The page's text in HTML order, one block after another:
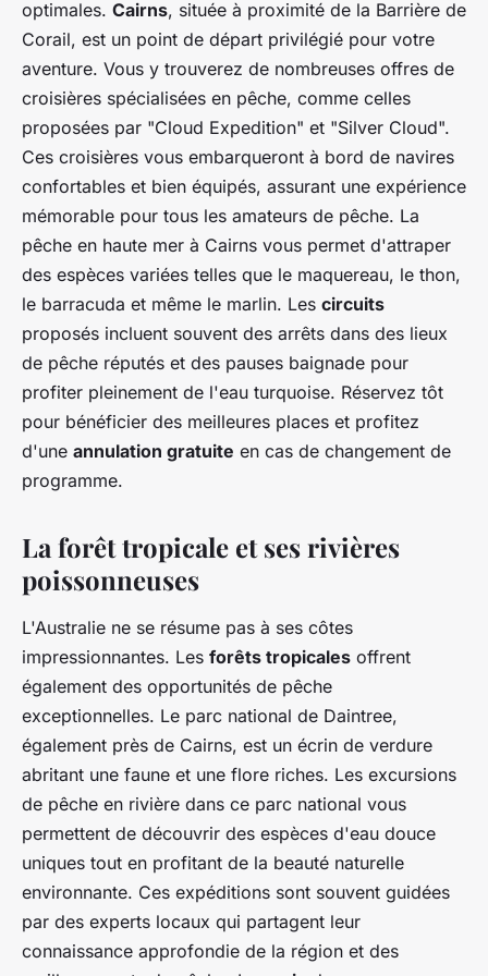
optimales. Cairns, située à proximité de la Barrière de
Corail, est un point de départ privilégié pour votre
aventure. Vous y trouverez de nombreuses offres de
croisières spécialisées en pêche, comme celles
proposées par "Cloud Expedition" et "Silver Cloud".
Ces croisières vous embarqueront à bord de navires
confortables et bien équipés, assurant une expérience
mémorable pour tous les amateurs de pêche. La
pêche en haute mer à Cairns vous permet d'attraper
des espèces variées telles que le maquereau, le thon,
le barracuda et même le marlin. Les circuits
proposés incluent souvent des arrêts dans des lieux
de pêche réputés et des pauses baignade pour
profiter pleinement de l'eau turquoise. Réservez tôt
pour bénéficier des meilleures places et profitez
d'une annulation gratuite en cas de changement de
programme.
La forêt tropicale et ses rivières
poissonneuses
L'Australie ne se résume pas à ses côtes
impressionnantes. Les forêts tropicales offrent
également des opportunités de pêche
exceptionnelles. Le parc national de Daintree,
également près de Cairns, est un écrin de verdure
abritant une faune et une flore riches. Les excursions
de pêche en rivière dans ce parc national vous
permettent de découvrir des espèces d'eau douce
uniques tout en profitant de la beauté naturelle
environnante. Ces expéditions sont souvent guidées
par des experts locaux qui partagent leur
connaissance approfondie de la région et des